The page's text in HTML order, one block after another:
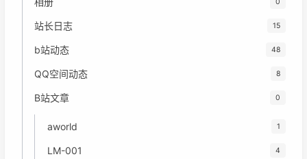
站长日志 15
b站动态 48
QQ空间动态 8
B站文章 0
aworld 1
LM-001 4